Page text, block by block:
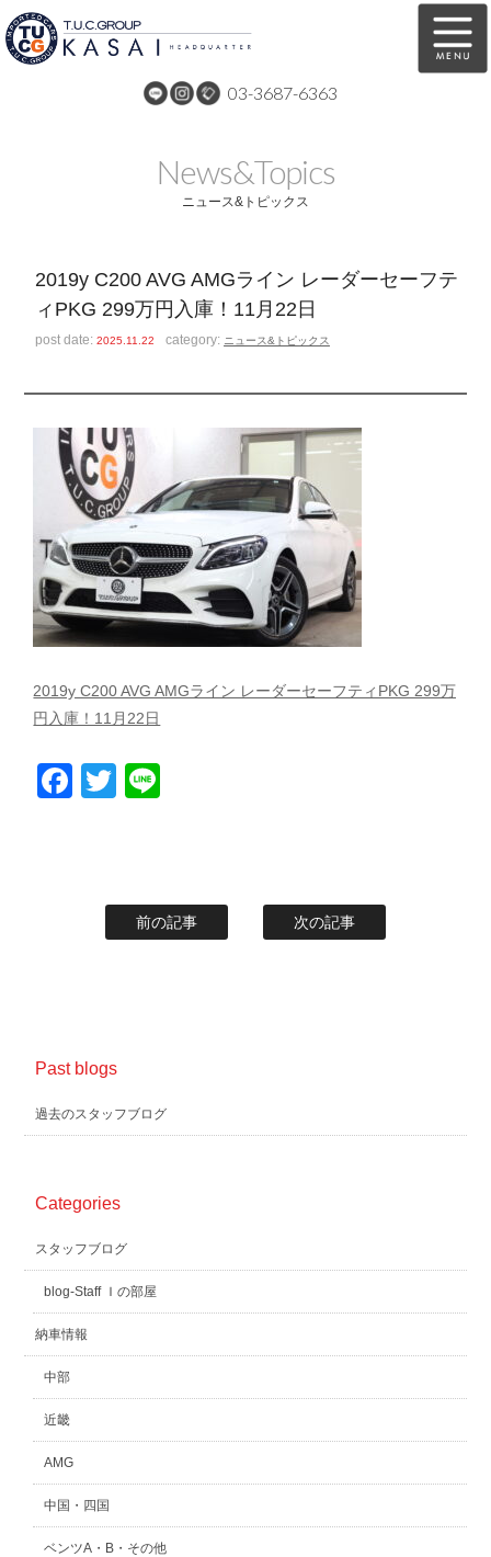
03-3687-6363
全国納車 特別作業
注文販売
スタッフ紹介 リクルート
お問い合わせ
スタッフblog 納車blog
ホーム T.U.C.GROUP
News&Topics
ニュース&トピックス
2019y C200 AVG AMGライン レーダーセーフテ
ィPKG 299万円入庫！11月22日
post date:2025.11.22 category: ニュース&トピックス
2019y C200 AVG AMGライン レーダーセーフティPKG 299万
円入庫！11月22日
Facebook
Twitter
前の記事 次の記事
Past blogs
過去のスタッフブログ
Categories
スタッフブログ
blog-Staff Ｉの部屋
納車情報
中部
近畿
AMG
中国・四国
ベンツA・B・その他